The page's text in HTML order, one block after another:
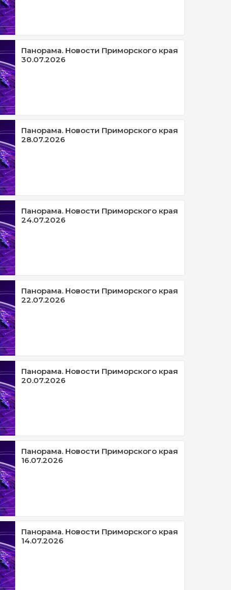
Панорама. Новости Приморского края
30.07.2026
Панорама. Новости Приморского края
28.07.2026
Панорама. Новости Приморского края
24.07.2026
Панорама. Новости Приморского края
22.07.2026
Панорама. Новости Приморского края
20.07.2026
Панорама. Новости Приморского края
16.07.2026
Панорама. Новости Приморского края
14.07.2026